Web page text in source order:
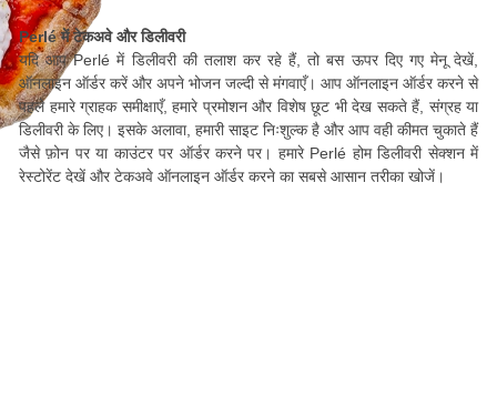
Perlé में टेकअवे और डिलीवरी
यदि आप Perlé में डिलीवरी की तलाश कर रहे हैं, तो बस ऊपर दिए गए मेनू देखें,
ऑनलाइन ऑर्डर करें और अपने भोजन जल्दी से मंगवाएँ। आप ऑनलाइन ऑर्डर करने से
पहले हमारे ग्राहक समीक्षाएँ, हमारे प्रमोशन और विशेष छूट भी देख सकते हैं, संग्रह या
डिलीवरी के लिए। इसके अलावा, हमारी साइट निःशुल्क है और आप वही कीमत चुकाते हैं
जैसे फ़ोन पर या काउंटर पर ऑर्डर करने पर। हमारे Perlé होम डिलीवरी सेक्शन में
रेस्टोरेंट देखें और टेकअवे ऑनलाइन ऑर्डर करने का सबसे आसान तरीका खोजें।